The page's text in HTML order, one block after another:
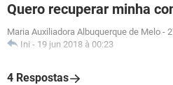
Quero recuperar minha
Maria Auxiliadora Albuquerque de Melo -
Ini - 19 jun 2018 à 00:23
4 Respostas